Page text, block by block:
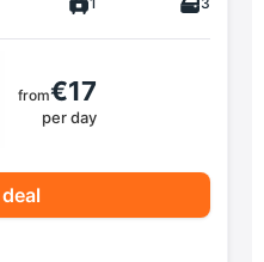
from€17
per day